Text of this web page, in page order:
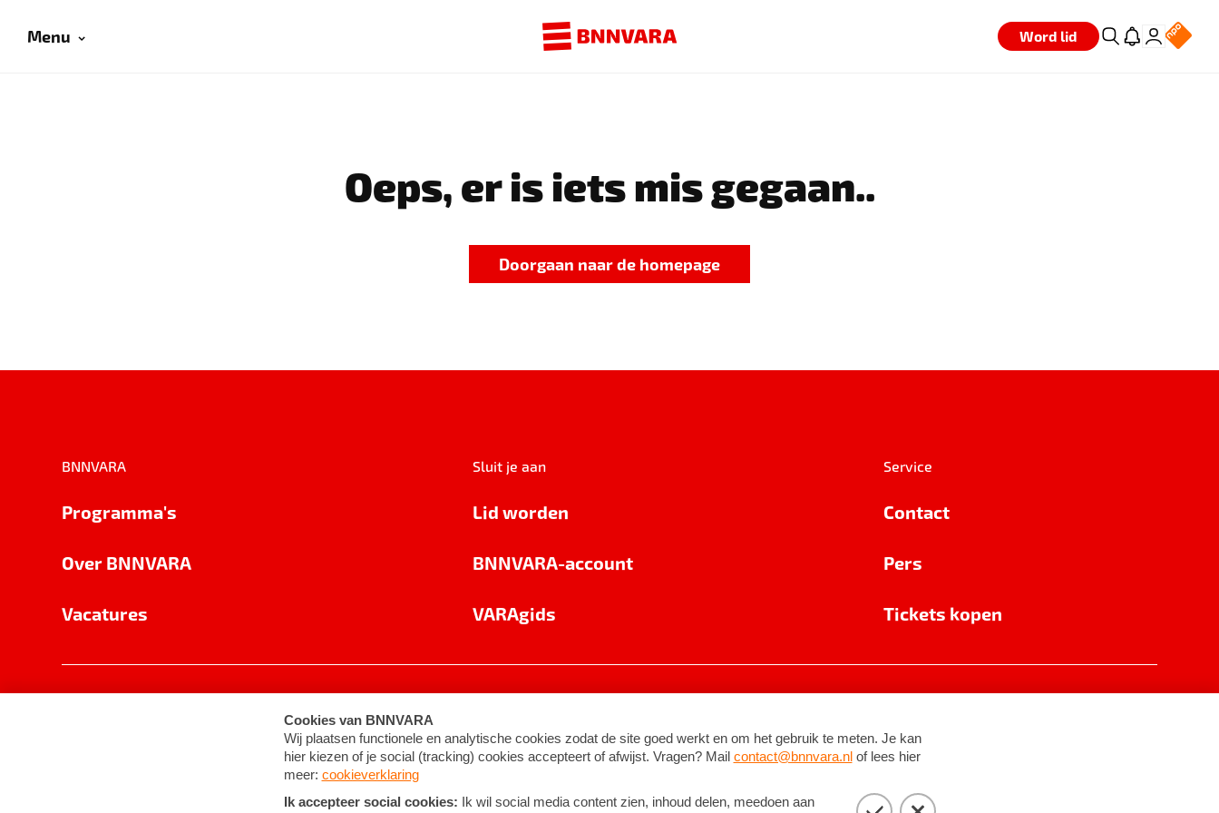
Menu Word lid
Oeps, er is iets mis gegaan..
Doorgaan naar de homepage
BNNVARA
Programma's
Over BNNVARA
Vacatures
Sluit je aan
Lid worden
BNNVARA-account
VARAgids
Service
Contact
Pers
Tickets kopen
Cookie-instellingen Algemene voorwaarden ©2026BNNVARA